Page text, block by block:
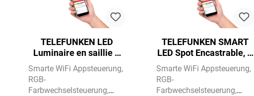
TELEFUNKEN LED
Luminaire en saillie Ø
22,5 cm 1x 18W 1800lm
blanc
Smarte WiFi Appsteuerung
RGB-
Farbwechselsteuerung
TELEFUNKEN SMART
LED Spot Encastrable, Ø
17 cm, 12 W, Matt
Nickel
Smarte WiFi Appsteuerung
RGB-
Farbwechselsteuerung